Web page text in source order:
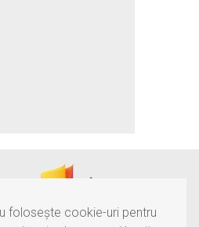
folosește cookie-uri pentru
care îți păstrează amintirile